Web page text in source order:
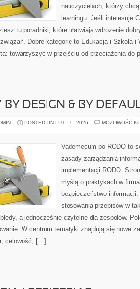
nauczycielach, którzy
learningu. Jeśli interesuje
tu poradniki, które ułatwiają wdrożenie
Dobre kategorie to Edukacja i Szkoła i
towarzyszyć w przejściu od przeciążenia do
BY DESIGN & BY
POSTED ON LUT - 7 - 2026
MOŻLIWOŚĆ
Vademecum po RODO to
zasady zarządzania
implementacji RODO.
myślą o praktykach w
bezpieczeństwo
stosowania przepisów w
a jednocześnie czytelne dla zespołów.
W centrum tematyki znajdują się nowe
celowość, […]